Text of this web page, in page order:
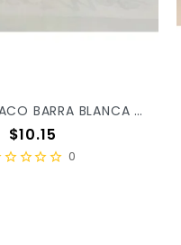
PLASTILINA BACO BARRA BLANCA 60 X/100
Precio
$10.15
0